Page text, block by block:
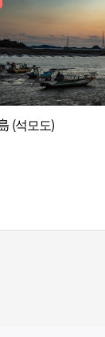
(석모도)